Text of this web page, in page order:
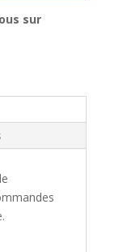
sur